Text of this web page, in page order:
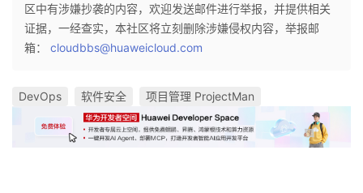
区中有涉嫌抄袭的内容，欢迎发送邮件进行举报，并提供相关
证据，一经查实，本社区将立刻删除涉嫌侵权内容，举报邮
箱： cloudbbs@huaweicloud.com
DevOps 软件安全 项目管理 ProjectMan